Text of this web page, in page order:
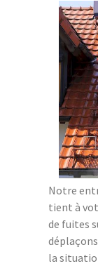
Notre
tient à
de fuites
la